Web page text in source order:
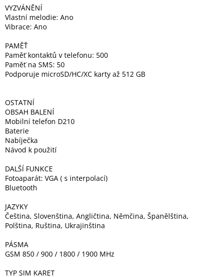
VYZVÁNĚNÍ
Vlastní melodie: Ano
Vibrace: Ano
PAMĚŤ
Paměť kontaktů v telefonu: 500
Paměť na SMS: 50
Podporuje microSD/HC/XC karty až 512 GB
OSTATNÍ
OBSAH BALENÍ
Mobilní telefon D210
Baterie
Nabíječka
Návod k použití
DALŠÍ FUNKCE
Fotoaparát: VGA ( s interpolací)
Bluetooth
JAZYKY
Čeština, Slovenština, Angličtina, Němčina, Španělština,
Polština, Ruština, Ukrajinština
PÁSMA
GSM 850 / 900 / 1800 / 1900 MHz
TYP SIM KARET